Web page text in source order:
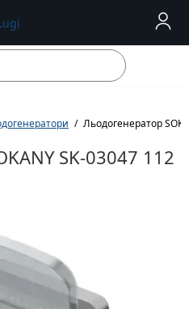
Льодогенератор
SK-03047 112